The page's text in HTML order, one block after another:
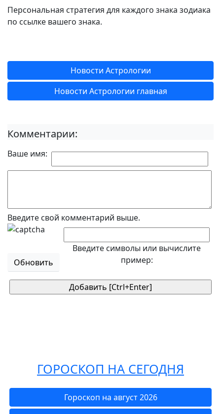
Персональная стратегия для каждого знака зодиака
по ссылке вашего знака.
Новости Астрологии
Новости Астрологии главная
Комментарии:
Ваше имя:
Введите свой комментарий выше.
Обновить
Введите символы или вычислите
пример:
ГОРОСКОП НА СЕГОДНЯ
Гороскоп на август 2026